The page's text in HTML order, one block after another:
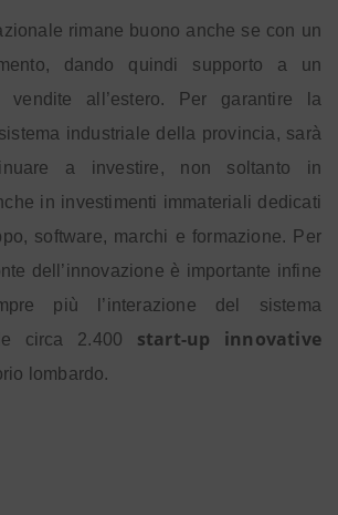
rimane buono anche se con un
dando quindi supporto a un
vendite all’estero. Per garantire la
industriale della provincia, sarà
a investire, non soltanto in
in investimenti immateriali dedicati
software, marchi e formazione. Per
dell’innovazione è importante infine
più l’interazione del sistema
circa 2.400 start-up innovative
lombardo.